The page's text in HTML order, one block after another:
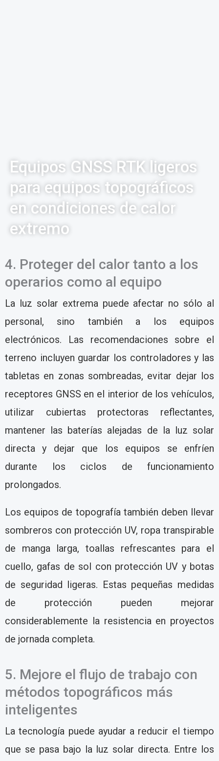
Equipos GNSS RTK ligeros
para equipos topográficos
en condiciones de calor
extremo
4. Proteger del calor tanto a los
operarios como al equipo
La luz solar extrema puede afectar no sólo al
personal, sino también a los equipos
electrónicos. Las recomendaciones sobre el
terreno incluyen guardar los controladores y las
tabletas en zonas sombreadas, evitar dejar los
receptores GNSS en el interior de los vehículos,
utilizar cubiertas protectoras reflectantes,
mantener las baterías alejadas de la luz solar
directa y dejar que los equipos se enfríen
durante los ciclos de funcionamiento
prolongados.
Los equipos de topografía también deben llevar
sombreros con protección UV, ropa transpirable
de manga larga, toallas refrescantes para el
cuello, gafas de sol con protección UV y botas
de seguridad ligeras. Estas pequeñas medidas
de protección pueden mejorar
considerablemente la resistencia en proyectos
de jornada completa.
5. Mejore el flujo de trabajo con
métodos topográficos más
inteligentes
La tecnología puede ayudar a reducir el tiempo
que se pasa bajo la luz solar directa. Entre los